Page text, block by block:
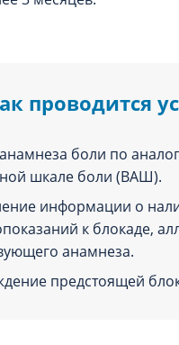
проводится
боли по
шкале боли (ВАШ).
информации о
к блокаде,
анамнеза.
предстоящей